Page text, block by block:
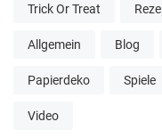
Trick Or Treat
Allgemein Blog
Papierdeko Spiele
Video